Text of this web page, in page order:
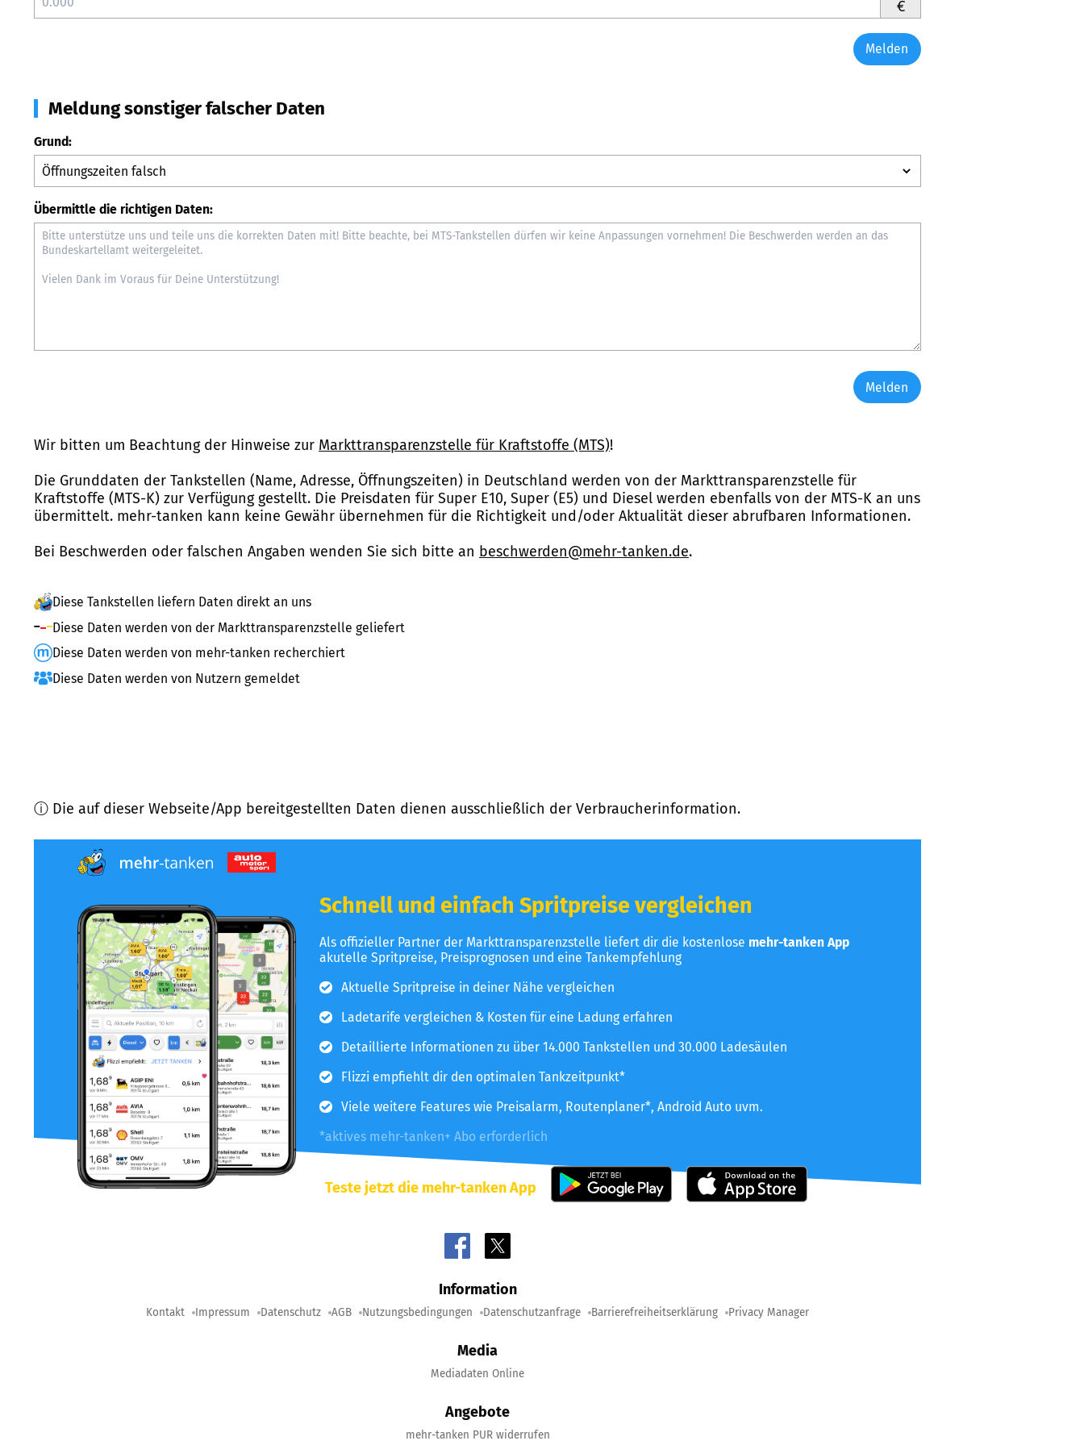
€
Melden
Meldung sonstiger falscher Daten
Grund:
Übermittle die richtigen Daten:
Melden
Wir bitten um Beachtung der Hinweise zur Markttransparenzstelle für Kraftstoffe (MTS)!
Die Grunddaten der Tankstellen (Name, Adresse, Öffnungszeiten) in Deutschland werden von der Markttransparenzstelle für
Kraftstoffe (MTS-K) zur Verfügung gestellt. Die Preisdaten für Super E10, Super (E5) und Diesel werden ebenfalls von der MTS-K an uns
übermittelt. mehr-tanken kann keine Gewähr übernehmen für die Richtigkeit und/oder Aktualität dieser abrufbaren Informationen.
Bei Beschwerden oder falschen Angaben wenden Sie sich bitte an beschwerden@mehr-tanken.de.
Diese Tankstellen liefern Daten direkt an uns
Diese Daten werden von der Markttransparenzstelle geliefert
Diese Daten werden von mehr-tanken recherchiert
Diese Daten werden von Nutzern gemeldet
ⓘ Die auf dieser Webseite/App bereitgestellten Daten dienen ausschließlich der Verbraucherinformation.
Schnell und einfach Spritpreise vergleichen
Als offizieller Partner der Markttransparenzstelle liefert dir die kostenlose mehr-tanken App
akutelle Spritpreise, Preisprognosen und eine Tankempfehlung
Aktuelle Spritpreise in deiner Nähe vergleichen
Ladetarife vergleichen & Kosten für eine Ladung erfahren
Detaillierte Informationen zu über 14.000 Tankstellen und 30.000 Ladesäulen
Flizzi empfiehlt dir den optimalen Tankzeitpunkt*
Viele weitere Features wie Preisalarm, Routenplaner*, Android Auto uvm.
*aktives mehr-tanken+ Abo erforderlich
Teste jetzt die mehr-tanken App
Information
Kontakt Impressum Datenschutz AGB Nutzungsbedingungen Datenschutzanfrage Barrierefreiheitserklärung Privacy Manager
Media
Mediadaten Online
Angebote
mehr-tanken PUR widerrufen